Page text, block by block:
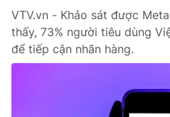
Liên hệ tòa soạn
VTV.vn - Khảo sát được
thấy, 73% người tiêu dùng
để tiếp cận nhãn hàng.